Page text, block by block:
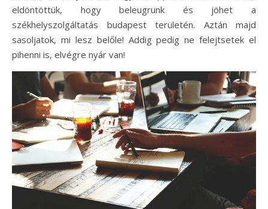
eldöntöttük, hogy beleugrunk és jöhet a
székhelyszolgáltatás budapest területén. Aztán majd
sasoljatok, mi lesz belőle! Addig pedig ne felejtsetek el
pihenni is, elvégre nyár van!